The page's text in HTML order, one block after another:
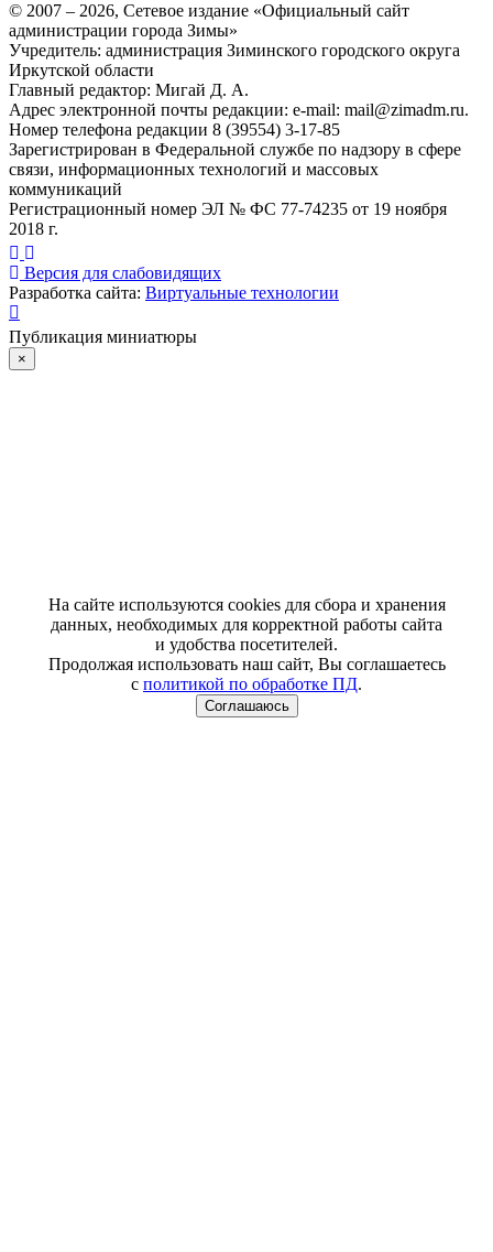
© 2007 – 2026, Сетевое издание «Официальный сайт
администрации города Зимы»
Учредитель: администрация Зиминского городского округа
Иркутской области
Главный редактор: Мигай Д. А.
Адрес электронной почты редакции: e-mail: mail@zimadm.ru.
Номер телефона редакции 8 (39554) 3-17-85
Зарегистрирован в Федеральной службе по надзору в сфере
связи, информационных технологий и массовых
коммуникаций
Регистрационный номер ЭЛ № ФС 77-74235 от 19 ноября
2018 г.
Версия для слабовидящих
Разработка сайта: Виртуальные технологии
Публикация миниатюры
×
На сайте используются cookies для сбора и хранения
данных, необходимых для корректной работы сайта
и удобства посетителей.
Продолжая использовать наш сайт, Вы соглашаетесь
с политикой по обработке ПД.
Соглашаюсь